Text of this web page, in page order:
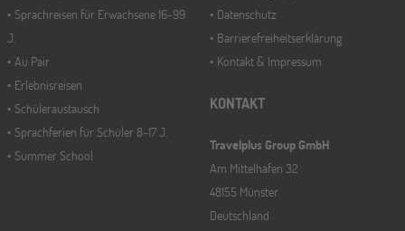
Sprachreisen für Erwachsene 16-99
J.
Au Pair
Erlebnisreisen
Schüleraustausch
Sprachferien für Schüler 8-17 J.
Summer School
Datenschutz
Barrierefreiheitserklärung
Kontakt & Impressum
KONTAKT
Travelplus Group GmbH
Am Mittelhafen 32
48155 Münster
Deutschland